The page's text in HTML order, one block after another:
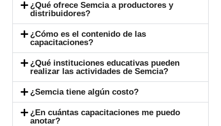
¿Qué ofrece Semcia a productores y
distribuidores?
¿Cómo es el contenido de las
capacitaciones?
¿Qué instituciones educativas pueden
realizar las actividades de Semcia?
¿Semcia tiene algún costo?
¿En cuántas capacitaciones me puedo
anotar?